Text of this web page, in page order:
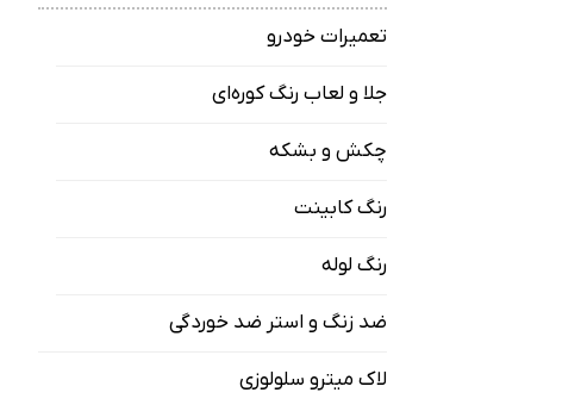
تعمیرات خودرو
جلا و لعاب رنگ کوره‌ای
چکش و بشکه
رنگ کابینت
رنگ لوله
ضد زنگ و استر ضد خوردگی
لاک میترو سلولوزی